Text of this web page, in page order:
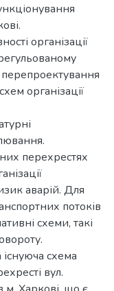
організації
організації
перехрестях
аварій. Для
потоків
схеми, такі
схема
вул.